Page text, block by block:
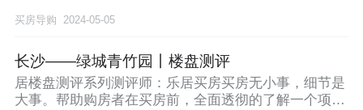
买房导购 2024-05-05
长沙——绿城青竹园丨楼盘测评
居楼盘测评系列测评师：乐居买房买房无小事，细节是
大事。帮助购房者在买房前，全面透彻的了解一个项目